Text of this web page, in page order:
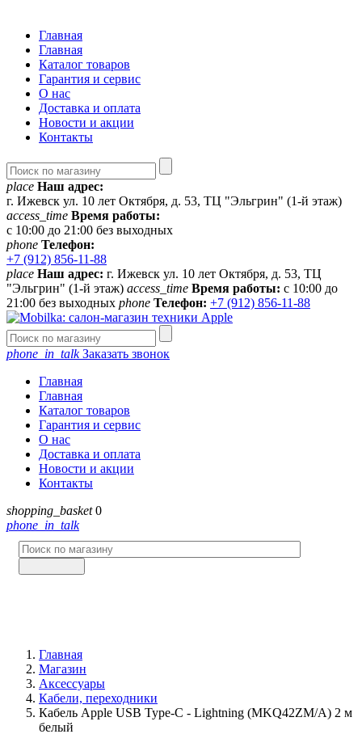
Главная
Главная
Каталог товаров
Гарантия и сервис
О нас
Доставка и оплата
Новости и акции
Контакты
place Наш адрес:
г. Ижевск ул. 10 лет Октября, д. 53, ТЦ "Эльгрин" (1-й этаж)
access_time Время работы:
с 10:00 до 21:00 без выходных
phone Телефон:
+7 (912) 856-11-88
place Наш адрес: г. Ижевск ул. 10 лет Октября, д. 53, ТЦ
"Эльгрин" (1-й этаж) access_time Время работы: с 10:00 до
21:00 без выходных phone Телефон: +7 (912) 856-11-88
phone_in_talkЗаказать звонок
Главная
Главная
Каталог товаров
Гарантия и сервис
О нас
Доставка и оплата
Новости и акции
Контакты
shopping_basket 0
phone_in_talk
Главная
Магазин
Аксессуары
Кабели, переходники
Кабель Apple USB Type-C - Lightning (MKQ42ZM/A) 2 м
белый